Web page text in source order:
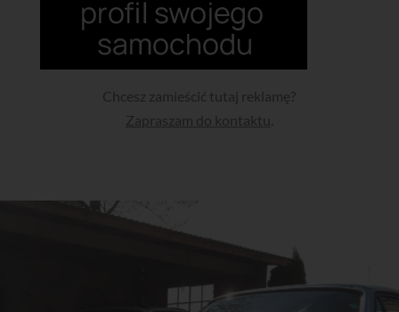
Chcesz zamieścić tutaj reklamę?
Zapraszam do kontaktu